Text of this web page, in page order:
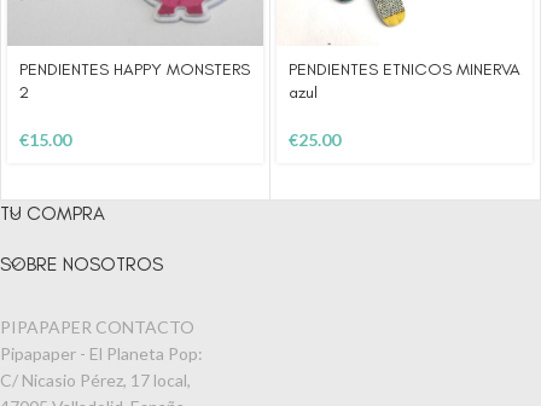
PENDIENTES HAPPY MONSTERS
2
€15.00
PENDIENTES ETNICOS MINERVA
azul
€25.00
TU COMPRA
SOBRE NOSOTROS
PIPAPAPER CONTACTO
Pipapaper - El Planeta Pop:
C/ Nicasio Pérez, 17 local,